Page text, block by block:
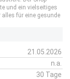
und ein vielseitiges
für eine gesunde
21.05.2026
n.a.
30 Tage